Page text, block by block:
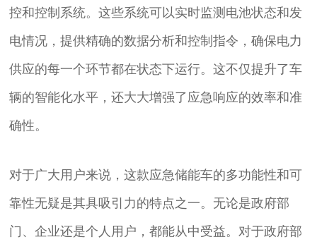
控和控制系统。这些系统可以实时监测电池状态和发
电情况，提供精确的数据分析和控制指令，确保电力
供应的每一个环节都在状态下运行。这不仅提升了车
辆的智能化水平，还大大增强了应急响应的效率和准
确性。
对于广大用户来说，这款应急储能车的多功能性和可
靠性无疑是其具吸引力的特点之一。无论是政府部
门、企业还是个人用户，都能从中受益。对于政府部